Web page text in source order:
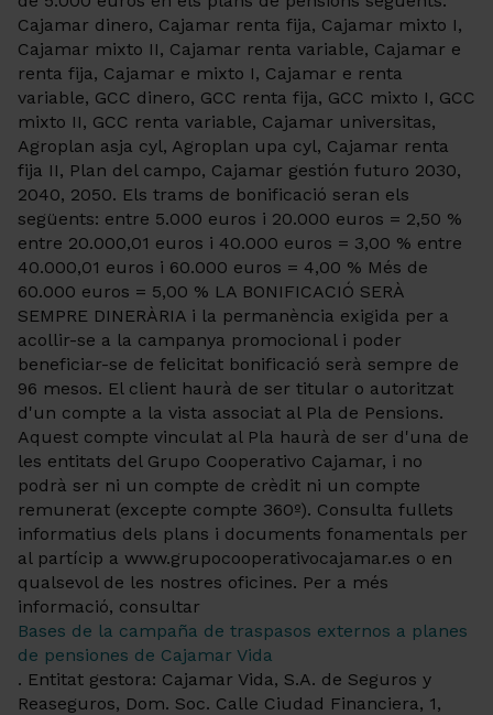
Cajamar dinero, Cajamar renta fija, Cajamar mixto I,
Cajamar mixto II, Cajamar renta variable, Cajamar e
renta fija, Cajamar e mixto I, Cajamar e renta
variable, GCC dinero, GCC renta fija, GCC mixto I, GCC
mixto II, GCC renta variable, Cajamar universitas,
Agroplan asja cyl, Agroplan upa cyl, Cajamar renta
fija II, Plan del campo, Cajamar gestión futuro 2030,
2040, 2050. Els trams de bonificació seran els
següents: entre 5.000 euros i 20.000 euros = 2,50 %
entre 20.000,01 euros i 40.000 euros = 3,00 % entre
40.000,01 euros i 60.000 euros = 4,00 % Més de
60.000 euros = 5,00 % LA BONIFICACIÓ SERÀ
SEMPRE DINERÀRIA i la permanència exigida per a
acollir-se a la campanya promocional i poder
beneficiar-se de felicitat bonificació serà sempre de
96 mesos. El client haurà de ser titular o autoritzat
d'un compte a la vista associat al Pla de Pensions.
Aquest compte vinculat al Pla haurà de ser d'una de
les entitats del Grupo Cooperativo Cajamar, i no
podrà ser ni un compte de crèdit ni un compte
remunerat (excepte compte 360º). Consulta fullets
informatius dels plans i documents fonamentals per
al partícip a www.grupocooperativocajamar.es o en
qualsevol de les nostres oficines. Per a més
informació, consultar
Bases de la campaña de traspasos externos a planes
de pensiones de Cajamar Vida
. Entitat gestora: Cajamar Vida, S.A. de Seguros y
Reaseguros, Dom. Soc. Calle Ciudad Financiera, 1,